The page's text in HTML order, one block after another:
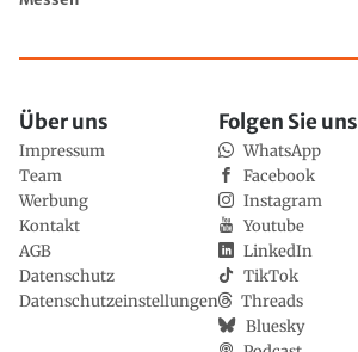
Über uns
Impressum
Team
Werbung
Kontakt
AGB
Datenschutz
Datenschutzeinstellungen
Folgen Sie uns
WhatsApp
Facebook
Instagram
Youtube
LinkedIn
TikTok
Threads
Bluesky